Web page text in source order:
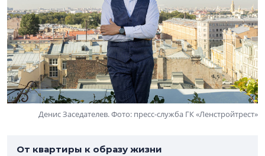
Денис Заседателев. Фото: пресс-служба ГК «Ленстройтрест»
От квартиры к образу жизни